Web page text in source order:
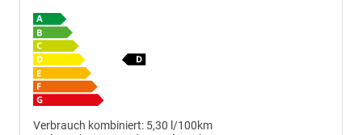
Verbrauch kombiniert: 5,30 l/100km